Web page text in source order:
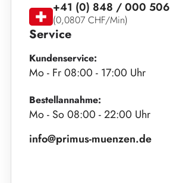
Service
Kundenservice:
Mo - Fr 08:00 - 17:00 Uhr
Bestellannahme:
Mo - So 08:00 - 22:00 Uhr
info@primus-muenzen.de
+41 (0) 848 / 000 506
(0,0807 CHF/Min)